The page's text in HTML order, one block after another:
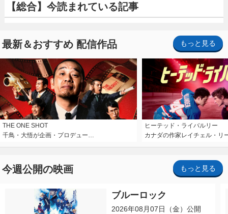
【総合】今読まれている記事
最新＆おすすめ 配信作品 もっと見る
THE ONE SHOT
千鳥・大悟が企画・プロデュー…
ヒーテッド・ライバルリー
カナダの作家レイチェル・リ
今週公開の映画 もっと見る
ブルーロック
2026年08月07日（金）公開